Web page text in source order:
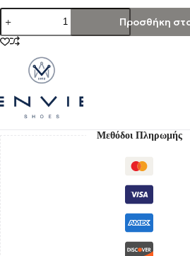
Προσθήκη
Μεθόδοι Πληρωμής